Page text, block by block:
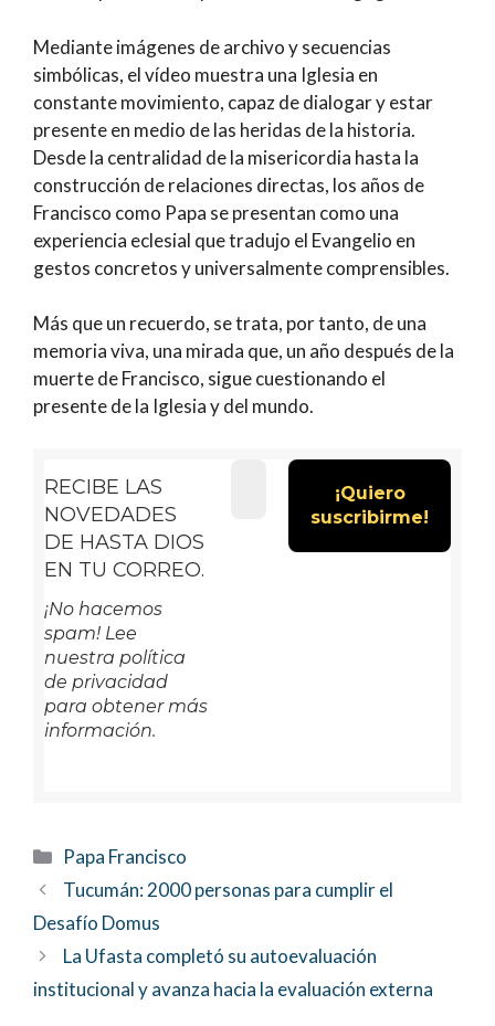
Mediante imágenes de archivo y secuencias
simbólicas, el vídeo muestra una Iglesia en
constante movimiento, capaz de dialogar y estar
presente en medio de las heridas de la historia.
Desde la centralidad de la misericordia hasta la
construcción de relaciones directas, los años de
Francisco como Papa se presentan como una
experiencia eclesial que tradujo el Evangelio en
gestos concretos y universalmente comprensibles.
Más que un recuerdo, se trata, por tanto, de una
memoria viva, una mirada que, un año después de la
muerte de Francisco, sigue cuestionando el
presente de la Iglesia y del mundo.
RECIBE LAS
NOVEDADES
DE HASTA DIOS
EN TU CORREO.
¡No hacemos
spam! Lee
nuestra política
de privacidad
para obtener más
información.
Categorías
Papa Francisco
Tucumán: 2000 personas para cumplir el
Desafío Domus
La Ufasta completó su autoevaluación
institucional y avanza hacia la evaluación externa